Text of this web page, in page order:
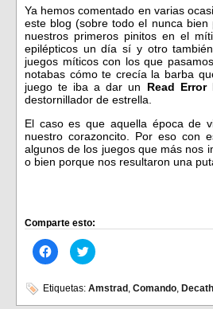
Ya hemos comentado en varias
este blog (sobre todo el nunca bien
nuestros primeros pinitos en el
epilépticos un día sí y otro
juegos míticos con los que
notabas cómo te crecía la barba
juego te iba a dar un Read Error
destornillador de estrella.
El caso es que aquella época de
nuestro corazoncito. Por eso con
algunos de los juegos que más nos
o bien porque nos resultaron una
Comparte esto:
Haz
clic
en
Facebook
Haz
clic
en
Etiquetas: Amstrad , Comando,